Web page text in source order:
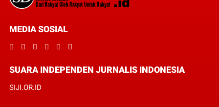
MEDIA SOSIAL
SUARA INDEPENDEN JURNALIS INDONESIA
SIJI.OR.ID